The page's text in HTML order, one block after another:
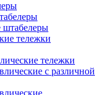
штабелеры
тележки
тележки
с различной